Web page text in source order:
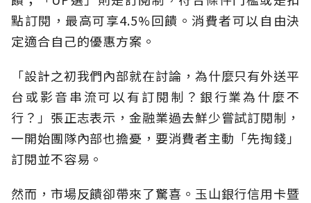
點訂閱，最高可享4.5%回饋。消費者可以自由決
定適合自己的優惠方案。
「設計之初我們內部就在討論，為什麼只有外送平
台或影音串流可以有訂閱制？銀行業為什麼不
行？」張正志表示，金融業過去鮮少嘗試訂閱制，
一開始團隊內部也擔憂，要消費者主動「先掏錢」
訂閱並不容易。
然而，市場反饋卻帶來了驚喜。玉山銀行信用卡暨